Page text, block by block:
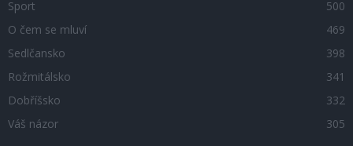
Sport
500
O čem se mluví
469
Sedlčansko
398
Rožmitálsko
341
Dobříšsko
332
Váš názor
305